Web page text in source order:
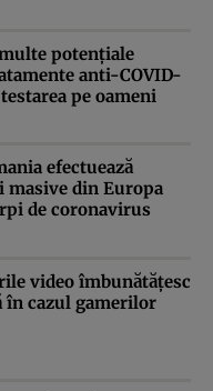
potenţiale
anti-COVID-
pe oameni
efectuează
masive din Europa
de coronavirus
video îmbunătăţesc
în cazul gamerilor